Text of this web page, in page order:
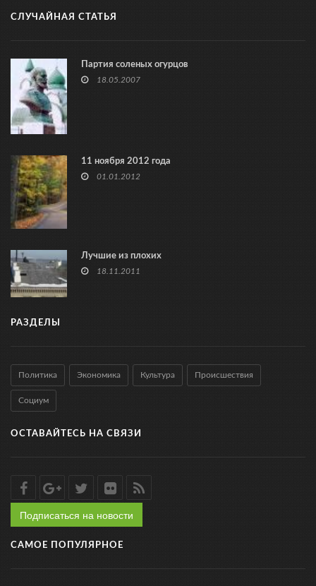
СЛУЧАЙНАЯ СТАТЬЯ
Партия соленых огурцов
18.05.2007
11 ноября 2012 года
01.01.2012
Лучшие из плохих
18.11.2011
РАЗДЕЛЫ
Политика Экономика Культура Происшествия
Социум
ОСТАВАЙТЕСЬ НА СВЯЗИ
Подписаться на новости
САМОЕ ПОПУЛЯРНОЕ